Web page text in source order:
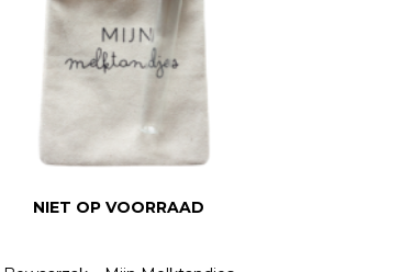
NIET OP VOORRAAD